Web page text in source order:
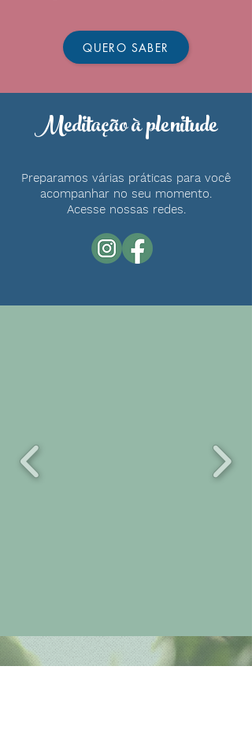
QUERO SABER
Meditação àplenitude
Preparamos várias práticas para você
acompanhar no seu momento.
Acesse nossas redes.